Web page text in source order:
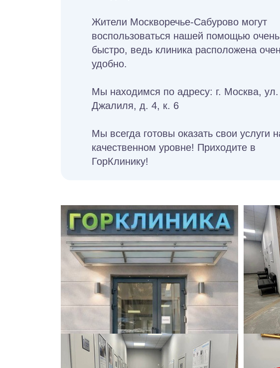
Жители Москворечье-Сабурово могут
воспользоваться нашей помощью очень
быстро, ведь клиника расположена
удобно.
Мы находимся по адресу: г. Москва,
Джалиля, д. 4, к. 6
Мы всегда готовы оказать свои услуги
качественном уровне! Приходите в
ГорКлинику!